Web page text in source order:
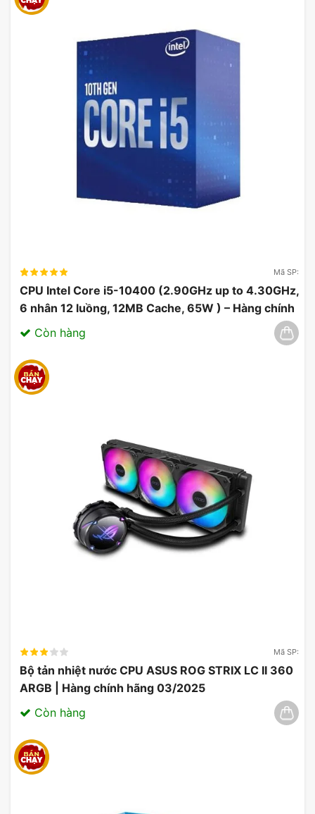
Mã SP:
CPU Intel Core i5-10400 (2.90GHz up to 4.30GHz,
6 nhân 12 luồng, 12MB Cache, 65W ) – Hàng chính
hãng 03/2025
Còn hàng
Mã SP:
Bộ tản nhiệt nước CPU ASUS ROG STRIX LC II 360
ARGB | Hàng chính hãng 03/2025
Còn hàng